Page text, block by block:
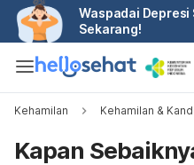
Waspadai Depresi
Sekarang!
Kehamilan Kehamilan &
Kapan